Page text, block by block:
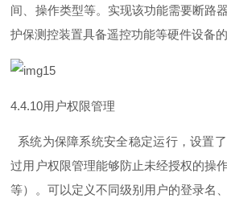
间、操作类型等。实现该功能需要断路
护保测控装置具备遥控功能等硬件设备的
4.4.10用户权限管理
系统为保障系统安全稳定运行，设置
过用户权限管理能够防止未经授权的操
等）。可以定义不同级别用户的登录名